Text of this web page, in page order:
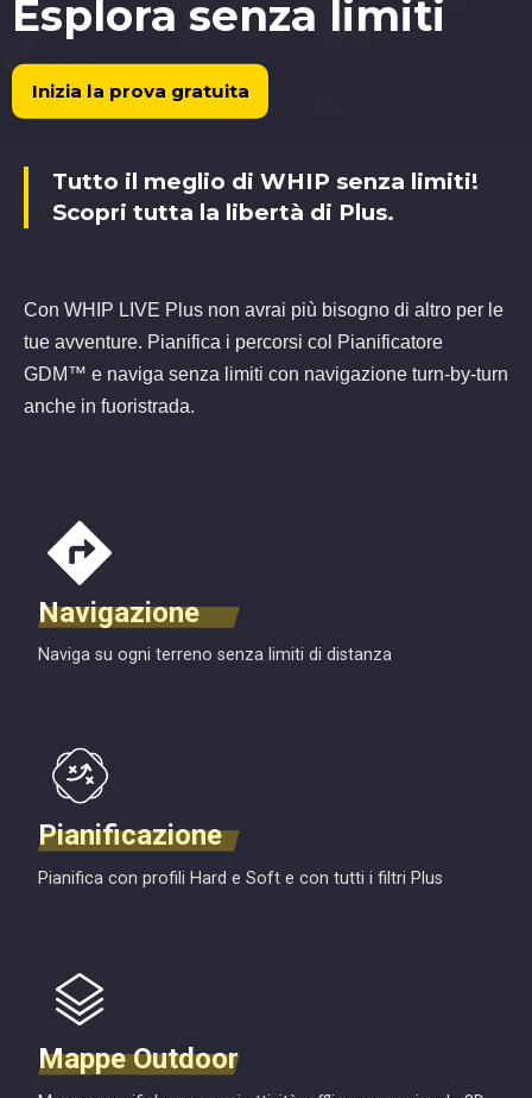
Esplora senza limiti
Inizia la prova gratuita
Tutto il meglio di WHIP senza limiti!
Scopri tutta la libertà di Plus.
Con WHIP LIVE Plus non avrai più bisogno di altro per le
tue avventure. Pianifica i percorsi col Pianificatore
GDM™ e naviga senza limiti con navigazione turn-by-turn
anche in fuoristrada.
Navigazione
Naviga su ogni terreno senza limiti di distanza
Pianificazione
Pianifica con profili Hard e Soft e con tutti i filtri Plus
Mappe Outdoor